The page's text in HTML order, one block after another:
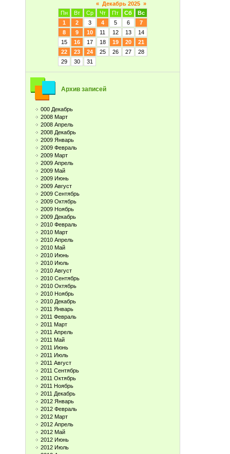
« Декабрь 2025 »
Пн
Вт Ср Чт Пт Сб
Вс
1
2 3 4 5 6
7
8
9 10 11 12 13
14
15
16 17 18 19 20
21
22
23 24 25 26 27
28
29
30 31
Архив записей
000 Декабрь
2008 Март
2008 Апрель
2008 Декабрь
2009 Январь
2009 Февраль
2009 Март
2009 Апрель
2009 Май
2009 Июнь
2009 Август
2009 Сентябрь
2009 Октябрь
2009 Ноябрь
2009 Декабрь
2010 Февраль
2010 Март
2010 Апрель
2010 Май
2010 Июнь
2010 Июль
2010 Август
2010 Сентябрь
2010 Октябрь
2010 Ноябрь
2010 Декабрь
2011 Январь
2011 Февраль
2011 Март
2011 Апрель
2011 Май
2011 Июнь
2011 Июль
2011 Август
2011 Сентябрь
2011 Октябрь
2011 Ноябрь
2011 Декабрь
2012 Январь
2012 Февраль
2012 Март
2012 Апрель
2012 Май
2012 Июнь
2012 Июль